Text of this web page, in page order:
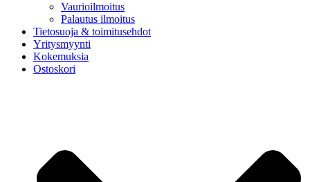
Vaurioilmoitus
Palautus ilmoitus
Tietosuoja & toimitusehdot
Yritysmyynti
Kokemuksia
Ostoskori